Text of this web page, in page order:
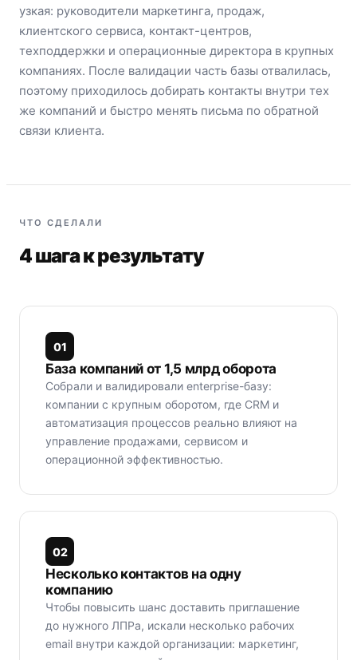
узкая: руководители маркетинга, продаж,
клиентского сервиса, контакт-центров,
техподдержки и операционные директора в крупных
компаниях. После валидации часть базы отвалилась,
поэтому приходилось добирать контакты внутри тех
же компаний и быстро менять письма по обратной
связи клиента.
ЧТО СДЕЛАЛИ
4 шага к результату
01
База компаний от 1,5 млрд оборота
Собрали и валидировали enterprise-базу:
компании с крупным оборотом, где CRM и
автоматизация процессов реально влияют на
управление продажами, сервисом и
операционной эффективностью.
02
Несколько контактов на одну
компанию
Чтобы повысить шанс доставить приглашение
до нужного ЛПРа, искали несколько рабочих
email внутри каждой организации: маркетинг,